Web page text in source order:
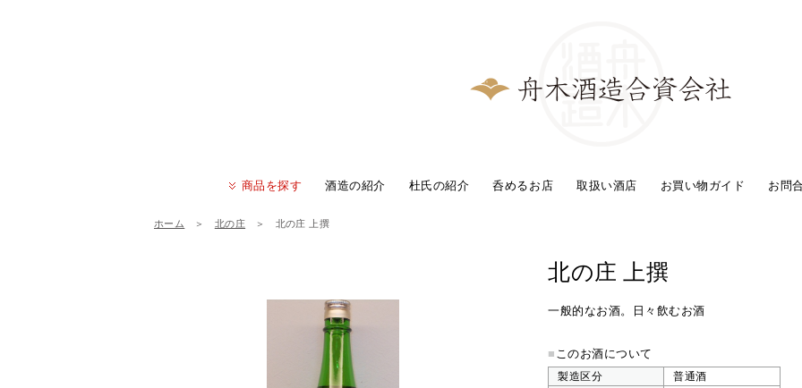
商品を探す 酒造の紹介 杜氏の紹介 呑めるお店 取扱い酒店 お買い物ガイド お問
ホーム ＞ 北の庄 ＞ 北の庄 上撰
北の庄 上撰
一般的なお酒。日々飲むお酒
■ このお酒について
製造区分
普通酒